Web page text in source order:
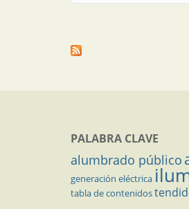
PALABRA CLAVE
alumbrado público
generación eléctrica
tabla de contenidos